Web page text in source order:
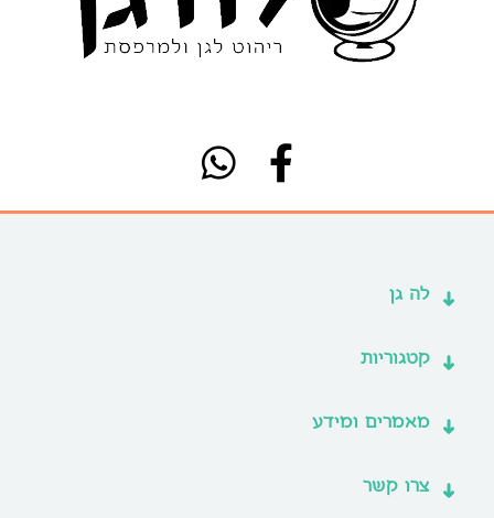
לה גן
קטגוריות
מאמרים ומידע
צרו קשר